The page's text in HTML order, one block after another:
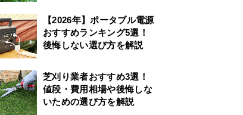
【2026年】ポータブル電源
おすすめランキング5選！
後悔しない選び方を解説
芝刈り業者おすすめ3選！
値段・費用相場や後悔しな
いための選び方を解説